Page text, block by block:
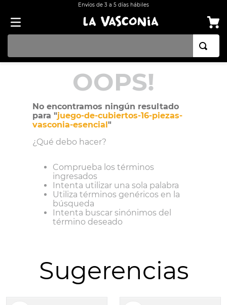
Envíos de 3 a 5 días hábiles
OOPS!
No encontramos ningún resultado
para "juego-de-cubiertos-16-piezas-
vasconia-esencial "
¿Qué debo hacer?
Comprueba los términos
ingresados
Intenta utilizar una sola palabra
Utiliza términos genéricos en la
búsqueda
Intenta buscar sinónimos del
término deseado
Sugerencias
BATERÍA COCINA EKCO ALUMINIO ANTIADHERENTE 32 PIEZAS
BATERÍA COCINA CON ANTIADHERENTE EKCO 32 PIEZAS ALUMINIO
OLLA
ARROCERA
INDUCCIÓN
VAPORERAS
ACERO INOXIDABLE
BATERÍA